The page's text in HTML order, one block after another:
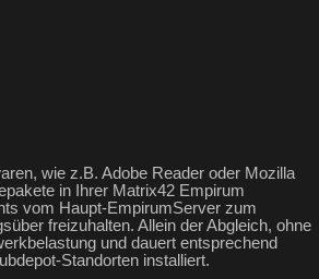
wie z.B. Adobe Reader oder Mozilla
in Ihrer Matrix42 Empirum
vom Haupt-EmpirumServer zum
freizuhalten. Allein der Abgleich, ohne
und dauert entsprechend
Standorten installiert.